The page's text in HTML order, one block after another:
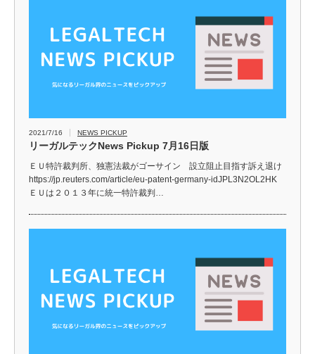
2021/7/16 NEWS PICKUP
リーガルテックNews Pickup 7月16日版
ＥＵ特許裁判所、独憲法裁がゴーサイン 設立阻止目指す訴え退け
https://jp.reuters.com/article/eu-patent-germany-idJPL3N2OL2HK
ＥＵは２０１３年に統一特許裁判…